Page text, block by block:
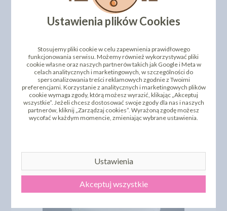
Ustawienia plików Cookies
Stosujemy pliki cookie w celu zapewnienia prawidłowego
funkcjonowania serwisu. Możemy również wykorzystywać pliki
cookie własne oraz naszych partnerów takich jak Google i Meta w
celach analitycznych i marketingowych, w szczególności do
spersonalizowania treści reklamowych zgodnie z Twoimi
preferencjami. Korzystanie z analitycznych i marketingowych plików
cookie wymaga zgody, którą możesz wyrazić, klikając „Akceptuj
wszystkie”. Jeżeli chcesz dostosować swoje zgody dla nas i naszych
partnerów, kliknij „Zarządzaj cookies”. Wyrażoną zgodę możesz
wycofać w każdym momencie, zmieniając wybrane ustawienia.
Ustawienia
Akceptuj wszystkie